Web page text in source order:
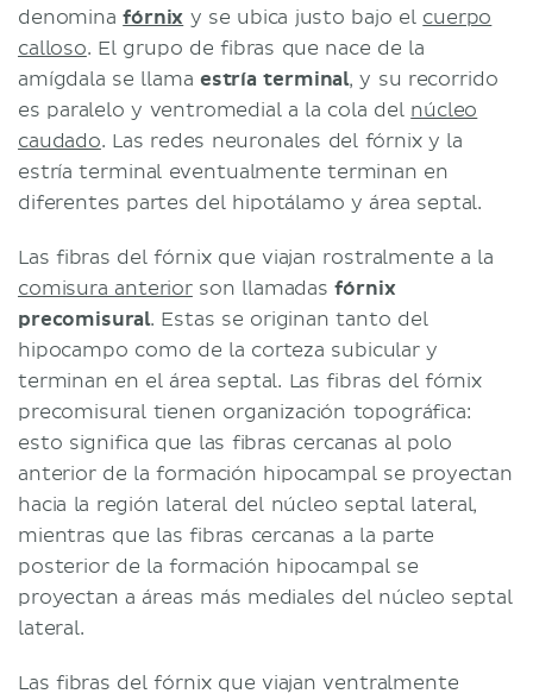
denominafórnix y se ubica justo bajo el cuerpo
calloso. El grupo de fibras que nace de la
amígdala se llama estría terminal, y su recorrido
es paralelo y ventromedial a la cola del núcleo
caudado. Las redes neuronales del fórnix y la
estría terminal eventualmente terminan en
diferentes partes del hipotálamo y área septal.
Las fibras del fórnix que viajan rostralmente a la
comisura anteriorson llamadasfórnix
precomisural. Estas se originan tanto del
hipocampo como de la corteza subicular y
terminan en el área septal. Las fibras del fórnix
precomisural tienen organización topográfica:
esto significa que las fibras cercanas al polo
anterior de la formación hipocampal se proyectan
hacia la región lateral del núcleo septal lateral,
mientras que las fibras cercanas a la parte
posterior de la formación hipocampal se
proyectan a áreas más mediales del núcleo septal
lateral.
Las fibras del fórnix que viajan ventralmente